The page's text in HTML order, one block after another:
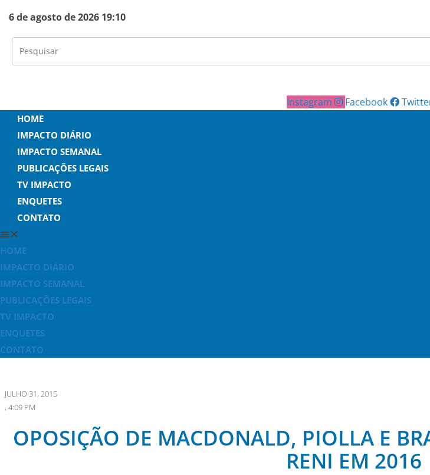
6 de agosto de 2026 19:10
Instagram Facebook
HOME
IMPACTO DIÁRIO
IMPACTO SEMANAL
PUBLICAÇÕES LEGAIS
TV IMPACTO
ENQUETES
CONTATO
HOME
IMPACTO DIÁRIO
IMPACTO SEMANAL
PUBLICAÇÕES LEGAIS
TV IMPACTO
ENQUETES
CONTATO
JULHO 31, 2015
, 4:09 PM
OPOSIÇÃO DE MACDONALD, PIOLLA E
RENI EM 2016